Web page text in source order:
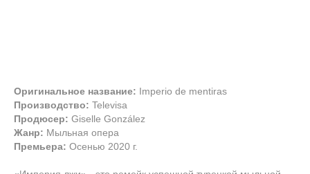
Оригинальное название: Imperio de mentiras
Производство: Televisa
Продюсер: Giselle González
Жанр: Мыльная опера
Премьера: Осенью 2020 г.